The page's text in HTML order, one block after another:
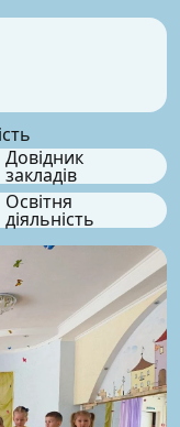
Довідник
закладів
Освітня
діяльність